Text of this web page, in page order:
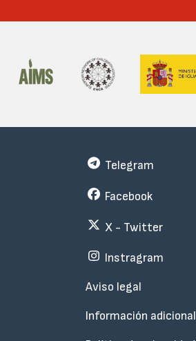
Subfooter
Telegram
Facebook
X - Twitter
Instragram
Aviso legal
Información adicional